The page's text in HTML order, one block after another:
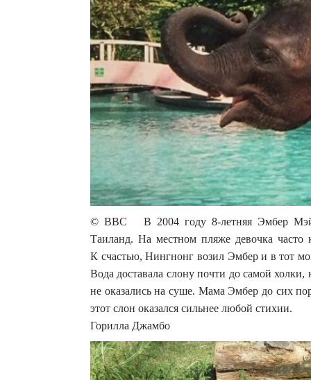
© BBC В 2004 году 8-летняя Эмбер
Таиланд. На местном пляже девочка часто
К счастью, Нингнонг возил Эмбер и в тот
Вода доставала слону почти до самой
не оказались на суше. Мама Эмбер до сих
этот слон оказался сильнее любой стихии.
Горилла Джамбо